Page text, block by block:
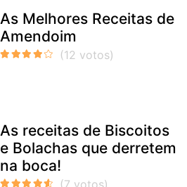
As Melhores Receitas de
Amendoim
As receitas de Biscoitos
e Bolachas que derretem
na boca!